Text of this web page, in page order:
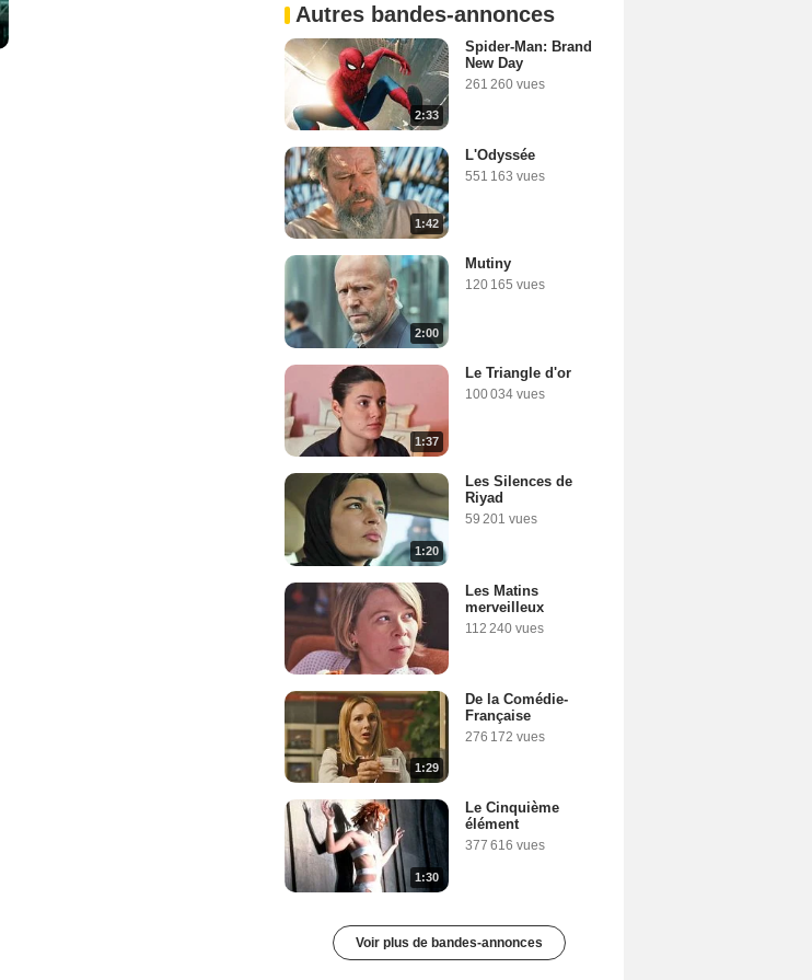
Autres bandes-annonces
2:33
Spider-Man: Brand
New Day
261 260 vues
1:42
L'Odyssée
551 163 vues
2:00
Mutiny
120 165 vues
1:37
Le Triangle d'or
100 034 vues
1:20
Les Silences de
Riyad
59 201 vues
Les Matins
merveilleux
112 240 vues
1:29
De la Comédie-
Française
276 172 vues
1:30
Le Cinquième
élément
377 616 vues
Voir plus de bandes-annonces